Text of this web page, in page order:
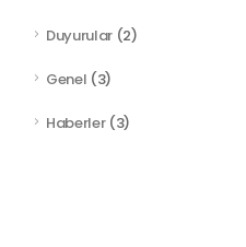
Duyurular (2)
Genel (3)
Haberler(3)